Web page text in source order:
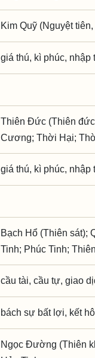
Kim Quỹ (Nguyệt
giá thú, kì phúc, nhập
Thiên Đức (Thiên
Cương; Thời Hại;
giá thú, kì phúc, nhập
Bạch Hổ (Thiên sát);
Tinh; Phúc Tinh;
cầu tài, cầu tự, giao
bách sự bất lợi, kết
Ngọc Đường (Thiên